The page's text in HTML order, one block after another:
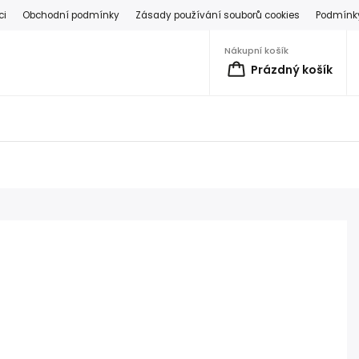
Obchodní podmínky Zásady používání souborů cookies
Nákupní košík
Prázdný košík